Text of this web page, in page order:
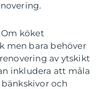
Om köket
men bara behöver
av ytskikt
inkludera att måla
och